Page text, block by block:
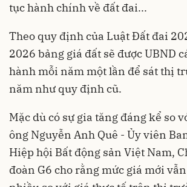
tục hành chính về đất đai...
Theo quy định của Luật Đất đai
2026 bảng giá đất sẽ được UBND
hành mỗi năm một lần để sát thị
năm như quy định cũ.
Mặc dù có sự gia tăng đáng kể so
ông Nguyễn Anh Quê - Ủy viên
Hiệp hội Bất động sản Việt Nam,
đoàn G6 cho rằng mức giá mới